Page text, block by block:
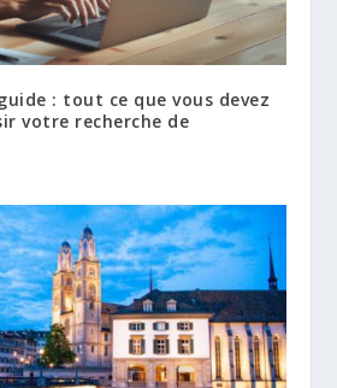
: tout ce que vous devez
votre recherche de